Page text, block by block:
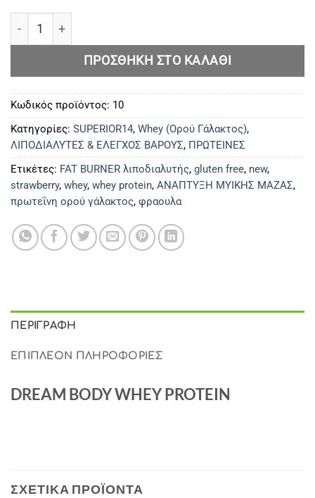
ΠΡΟΣΘΉΚΗ ΣΤΟ ΚΑΛΆΘΙ
Κωδικός προϊόντος: 10
Κατηγορίες: SUPERIOR14, Whey (Ορού Γάλακτος),
ΛΙΠΟΔΙΑΛΥΤΕΣ & ΕΛΕΓΧΟΣ ΒΑΡΟΥΣ, ΠΡΩΤΕΙΝΕΣ
Ετικέτες: FAT BURNER λιποδιαλυτής, gluten free, new,
strawberry, whey, whey protein, ΑΝΑΠΤΥΞΗ ΜΥΙΚΗΣ ΜΑΖΑΣ,
πρωτεΐνη ορού γάλακτος, φραουλα
ΠΕΡΙΓΡΑΦΉ
ΕΠΙΠΛΈΟΝ ΠΛΗΡΟΦΟΡΊΕΣ
DREAM BODY WHEY PROTEIN
ΣΧΕΤΙΚΆ ΠΡΟΪΌΝΤΑ